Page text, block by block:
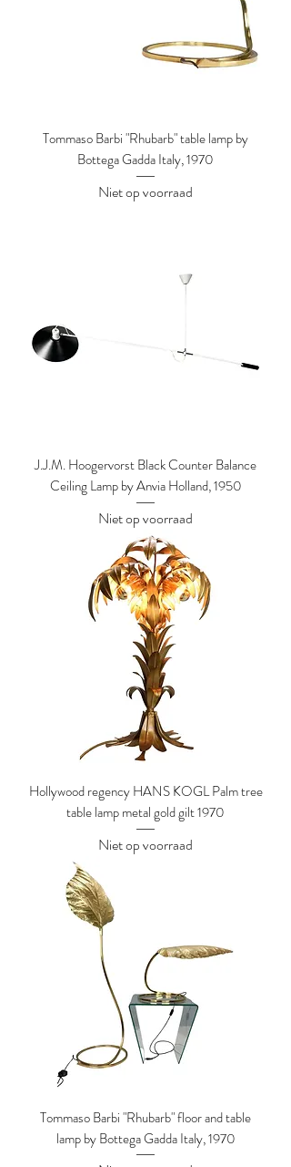
Tommaso Barbi "Rhubarb" table lamp by
Bottega Gadda Italy, 1970
Niet op voorraad
J.J.M. Hoogervorst Black Counter Balance
Ceiling Lamp by Anvia Holland, 1950
Niet op voorraad
Hollywood regency HANS KOGL Palm tree
table lamp metal gold gilt 1970
Niet op voorraad
Tommaso Barbi "Rhubarb" floor and table
lamp by Bottega Gadda Italy, 1970